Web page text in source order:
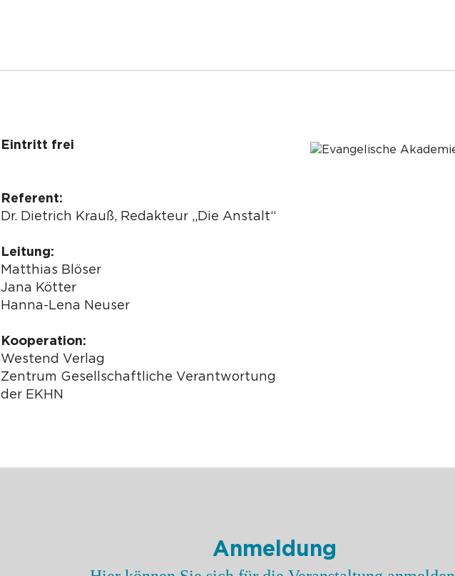
Eintritt frei
Referent:
Dr. Dietrich Krauß, Redakteur „Die Anstalt“
Leitung:
Matthias Blöser
Jana Kötter
Hanna-Lena Neuser
Kooperation:
Westend Verlag
Zentrum Gesellschaftliche Verantwortung
der EKHN
Anmeldung